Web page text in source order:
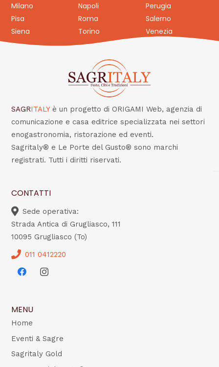
Milano
Napoli
Perugia
Pisa
Roma
Salerno
Siena
Torino Venezia
SAGRITALY è un progetto di ORIGAMI Web, agenzia di
comunicazione e casa editrice specializzata nei settori
enogastronomia, ristorazione ed eventi.
Sagritaly® e Le Porte del Gusto® sono marchi
registrati. Tutti i diritti riservati.
CONTATTI
Sede operativa:
Strada Antica di Grugliasco, 111
10095 Grugliasco (To)
011 0412220
MENU
Home
Eventi & Sagre
Sagritaly Gold